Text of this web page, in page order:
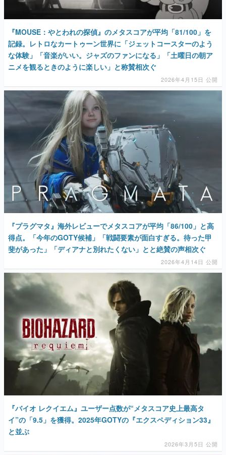
『MOUSE：やとわれの探偵』のメタスコアが平均「81/100」を
記録。レトロなカートゥーン世界に「ジェットコースターのよう
な体験」「音楽がいい。ジャズのファンになる」「土曜日の朝ア
ニメを観るときのように楽しい」と称賛相次ぐ
2026年4月15日 公開
『プラグマタ』海外レビューでメタスコアが平均「86/100」と高
得点。「今年のGOTY候補」「戦闘要素が面白すぎる。待った甲
斐があった」「ディアナと別れたくない」とと絶賛の声相次ぐ
2026年4月14日 公開
『バイオ レクイエム』ユーザー点数が“メタスコア史上最高タ
イ”の「9.5」を獲得。2025年GOTYの『エクスペディション33』
と並ぶ
2026年3月5日 公開